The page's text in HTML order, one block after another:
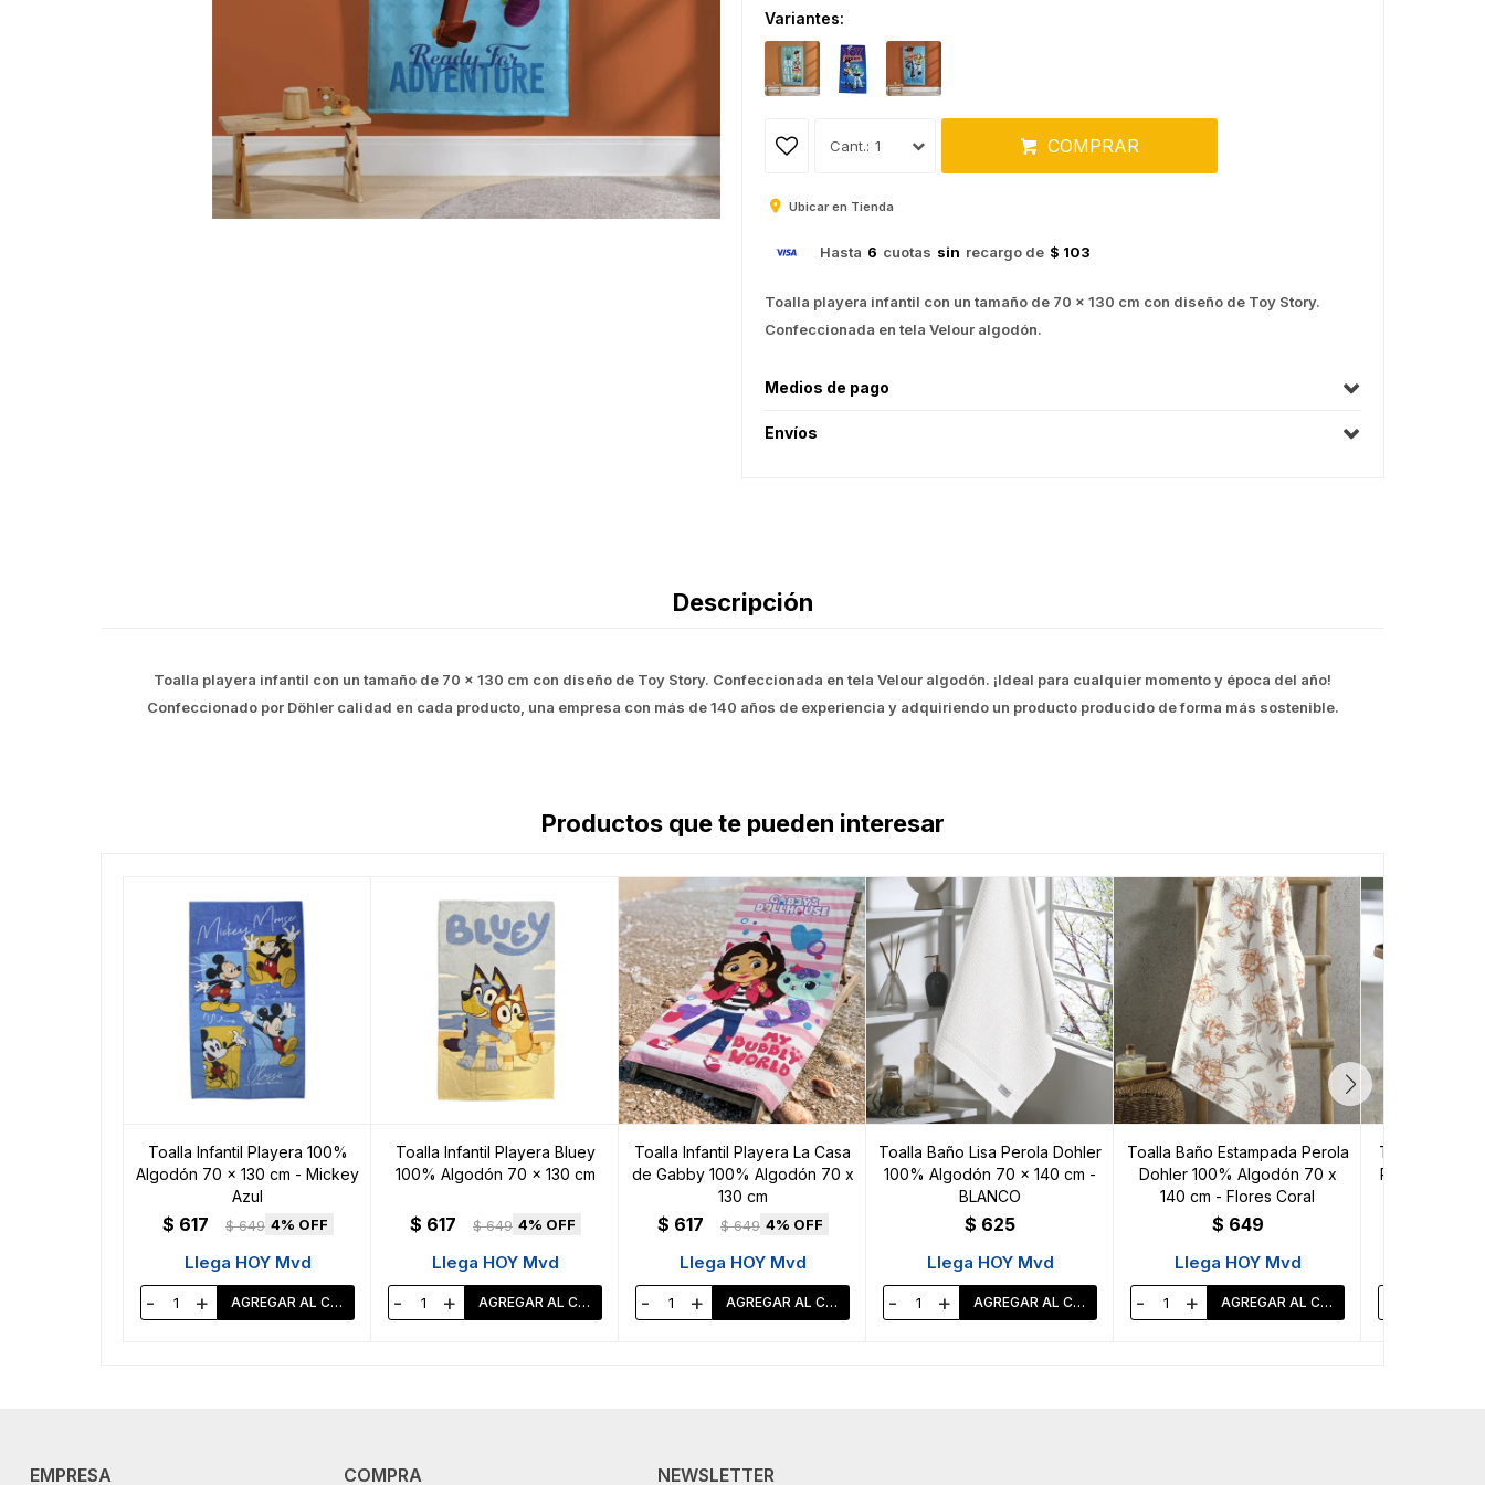
Variantes:
1 COMPRAR
Ubicar en Tienda
Hasta 6 cuotas sin recargo de $ 103
Toalla playera infantil con un tamaño de 70 x 130 cm con diseño de Toy Story.
Confeccionada en tela Velour algodón.
Medios de pago
Envíos
Descripción
Toalla playera infantil con un tamaño de 70 x 130 cm con diseño de Toy Story. Confeccionada en tela Velour algodón. ¡Ideal para cualquier momento y época del año!
Confeccionado por Döhler calidad en cada producto, una empresa con más de 140 años de experiencia y adquiriendo un producto producido de forma más sostenible.
Productos que te pueden interesar
Toalla Infantil Playera 100%
Algodón 70 x 130 cm - Mickey
Azul
$ 617 $ 649 4
Llega HOY Mvd
- +
Toalla Infantil Playera Bluey
100% Algodón 70 x 130 cm
$ 617 $ 649 4
Llega HOY Mvd
- +
Toalla Infantil Playera La Casa
de Gabby 100% Algodón 70 x
130 cm
$ 617 $ 649 4
Llega HOY Mvd
- +
Toalla Baño Lisa Perola Dohler
100% Algodón 70 x 140 cm -
BLANCO
$ 625
Llega HOY Mvd
- +
Toalla Baño Estampada Perola
Dohler 100% Algodón 70 x
140 cm - Flores Coral
$ 649
Llega HOY Mvd
- +
Toalla Baño
Provenza 70
EMPRESA COMPRA NEWSLETTER